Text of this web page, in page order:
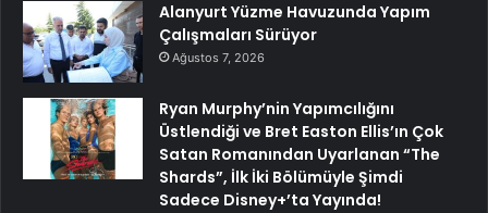
Alanyurt Yüzme Havuzunda Yapım
Çalışmaları Sürüyor
Ağustos 7, 2026
Ryan Murphy’nin Yapımcılığını
Üstlendiği ve Bret Easton Ellis’ın Çok
Satan Romanından Uyarlanan “The
Shards”, İlk İki Bölümüyle Şimdi
Sadece Disney+’ta Yayında!